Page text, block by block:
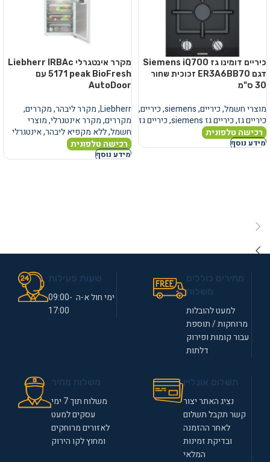
כיריים דומינו גז Siemens iQ700
דגם ER3A6BB70 זכוכית שחור
30 ס"מ
מוצרי חשמל,כיריים,
siemens
,כיריים,
כיריים גז,כיריים גז siemens ,כיריים גז
רכישה טלפונית
מידע נוסף
מקרר אינטגרלי Liebherr IRBAc
5171 peak BioFresh עם
AutoDoor
Liebherr
,מקרר ליבהר,מקררים,
מקררים,מקרר אינטגרלי,מוצרי
חשמל,ללא מקפיא ליבהר,אינטגרלי
רכישה טלפונית
מידע נוסף
למעט להובלות
מרוחקות / תוספת
עבור קומות ופירוק
דלתות
ימי חול א-ה 09:00-
17:00
נציג האתר יצור
קשר תקבל תשלום
לאחר ההזמנה
ובדיקת זמינות
המלאי
משלוח תוך 7 ימי
עסקים למעט
לאזורים מרוחקים
ומחוץ לקו הירוק